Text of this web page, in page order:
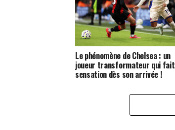
Le phénomène de Chelsea : un
joueur transformateur qui fait
sensation dès son arrivée !